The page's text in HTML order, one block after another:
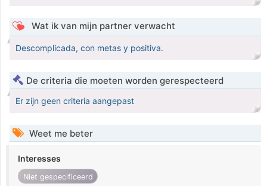
Wat ik van mijn partner verwacht
Descomplicada, con metas y positiva.
De criteria die moeten worden gerespecteerd
Er zijn geen criteria aangepast
Weet me beter
Interesses
Niet gespecificeerd